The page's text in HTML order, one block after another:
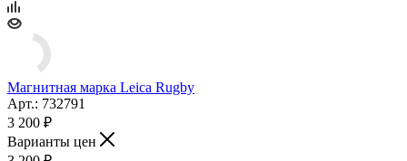
Магнитная марка Leica Rugby
Арт.: 732791
3 200 ₽
Варианты цен